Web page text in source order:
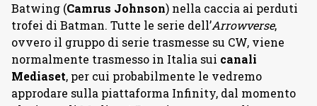
Batwing (Camrus Johnson) nella caccia ai perduti
trofei di Batman. Tutte le serie dell’Arrowverse,
ovvero il gruppo di serie trasmesse su CW, viene
normalmente trasmesso in Italia sui canali
Mediaset, per cui probabilmente le vedremo
approdare sulla piattaforma Infinity, dal momento